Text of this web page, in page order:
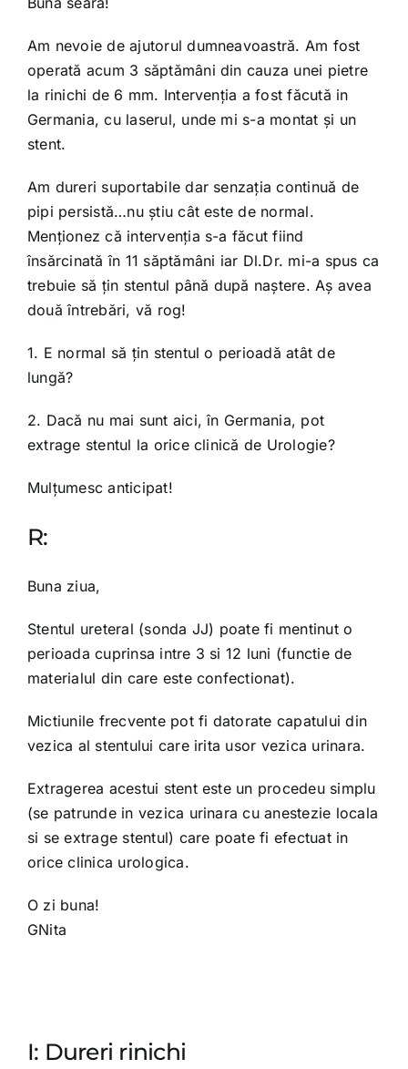
Am nevoie de ajutorul dumneavoastră. Am fost
operată acum 3 săptămâni din cauza unei pietre
la rinichi de 6 mm. Intervenția a fost făcută in
Germania, cu laserul, unde mi s-a montat şi un
stent.
Am dureri suportabile dar senzația continuă de
pipi persistă…nu ştiu cât este de normal.
Menționez că intervenția s-a făcut fiind
însărcinată în 11 săptămâni iar Dl.Dr. mi-a spus ca
trebuie să țin stentul până după naştere. Aş avea
două întrebări, vă rog!
1. E normal să țin stentul o perioadă atât de
lungă?
2. Dacă nu mai sunt aici, în Germania, pot
extrage stentul la orice clinică de Urologie?
Mulțumesc anticipat!
R:
Buna ziua,
Stentul ureteral (sonda JJ) poate fi mentinut o
perioada cuprinsa intre 3 si 12 luni (functie de
materialul din care este confectionat).
Mictiunile frecvente pot fi datorate capatului din
vezica al stentului care irita usor vezica urinara.
Extragerea acestui stent este un procedeu simplu
(se patrunde in vezica urinara cu anestezie locala
si se extrage stentul) care poate fi efectuat in
orice clinica urologica.
O zi buna!
GNita
I: Dureri rinichi